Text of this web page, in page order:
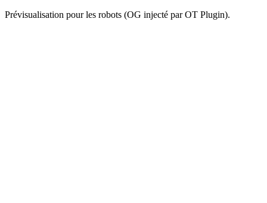
Prévisualisation pour les robots (OG injecté par OT Plugin).